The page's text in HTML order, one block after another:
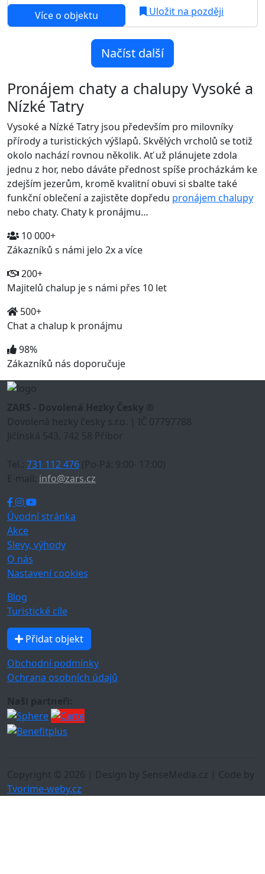
Více o objektu
Uložit na později
Načíst další
Pronájem chaty a chalupy Vysoké a
Nízké Tatry
Vysoké a Nízké Tatry jsou především pro milovníky
přírody a turistických výšlapů. Skvělých vrcholů se totiž
okolo nachází rovnou několik. Ať už plánujete zdola
jednu z hor, nebo dáváte přednost spíše procházkám ke
zdejším jezerům, kromě kvalitní obuvi si sbalte také
funkční oblečení a zajistěte dopředu pronájem chalupy
nebo chaty. Chaty k pronájmu…
10 000+
Zákazníků s námi jelo 2x a více
200+
Majitelů chalup je s námi přes 10 let
500+
Chat a chalup k pronájmu
98%
Zákazníků nás doporučuje
ZARS - Dovolená Hezky Česky ®
Dovolená hezky česky s.r.o. | IČ 07797788
Jičínská 543, 742 58 Příbor
Tel.: 731 112 476 (Po-Pá: 9:00- 17:00)
E-mail: info@zars.cz
Úvodní stránka
Akce
Slevy, výhody
O nás
Nastavení cookies
Blog
Turistické cíle
Přidat objekt
Obchodní podmínky
Ochrana osobních údajů
Naši partneři:
Copyright © 2026 | Design by SenseMedia.cz | Code by
Tvorime-weby.cz